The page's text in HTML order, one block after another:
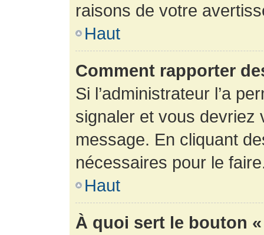
raisons de votre
Haut
Comment rapporter
Si l’administrateur l’a
signaler et vous devriez
message. En cliquant
nécessaires pour le
Haut
À quoi sert le bouton